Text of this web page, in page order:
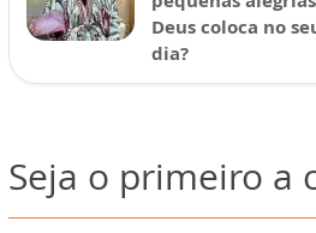
Deus coloca no
dia?
Seja o primeiro a